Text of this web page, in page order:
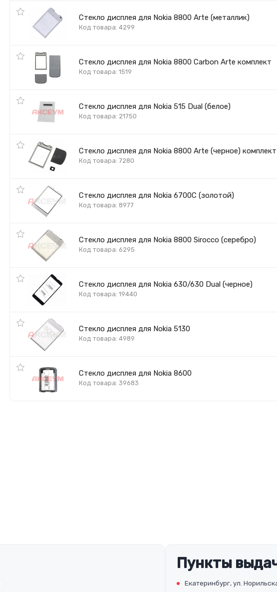
Стекло дисплея для Nokia 8800 Arte (металлик)
Код товара: 4299
Стекло дисплея для Nokia 8800 Carbon Arte комплект
Код товара: 1519
Стекло дисплея для Nokia 515 Dual (белое)
Код товара: 21750
Стекло дисплея для Nokia 8800 Arte (черное) комплект
Код товара: 7280
Стекло дисплея для Nokia 6700C (золотой)
Код товара: 8977
Стекло дисплея для Nokia 8800 Sirocco (серебро)
Код товара: 6295
Стекло дисплея для Nokia 630/630 Dual (черное)
Код товара: 19440
Стекло дисплея для Nokia 5130
Код товара: 4989
Стекло дисплея для Nokia 8600
Код товара: 39683
Пункты
Екатеринбург, ул.